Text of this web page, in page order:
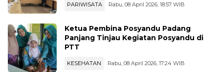
PARIWISATA Rabu, 08 April 2026, 18:57 WIB
Ketua Pembina Posyandu Padang
Panjang Tinjau Kegiatan Posyandu di
PTT
KESEHATAN Rabu, 08 April 2026, 17:24 WIB